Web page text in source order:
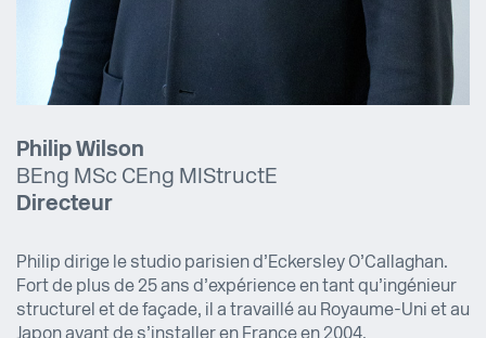
Philip Wilson
BEng MSc CEng MIStructE
Directeur
Philip dirige le studio parisien d’Eckersley O’Callaghan.
Fort de plus de 25 ans d’expérience en tant qu’ingénieur
structurel et de façade, il a travaillé au Royaume-Uni et au